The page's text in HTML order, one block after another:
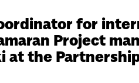
for
Project
at the